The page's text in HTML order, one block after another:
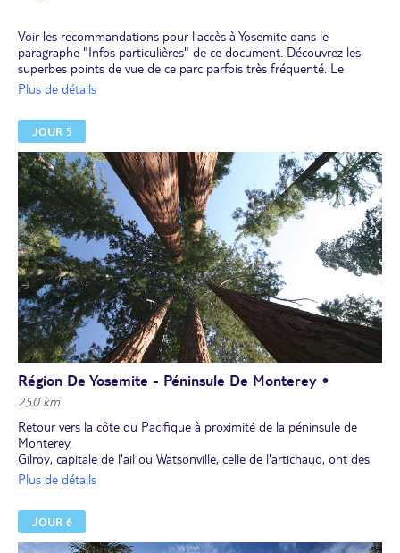
Voir les recommandations pour l'accès à Yosemite dans le
paragraphe "Infos particulières" de ce document. Découvrez les
superbes points de vue de ce parc parfois très fréquenté. Le
parking "Tunnel View" permettant la photo de l'enfilade de la
Retour à l'hôtel en fin de journée.
Plus de détails
JOUR 5
Région De Yosemite - Péninsule De Monterey •
250 km
Retour vers la côte du Pacifique à proximité de la péninsule de
Monterey.
Gilroy, capitale de l'ail ou Watsonville, celle de l'artichaud, ont des
festivals amusants. Au Nord de Santa Cruz, le parc Henry Cowell
mais Monterey et Carmel méritent toute votre attention.
A Monterey, l'aquarium, un des plus beaux du pays, mérite une
visite de plusieurs heures si vous vous intéressez à la faune marine
Plus de détails
JOUR 6